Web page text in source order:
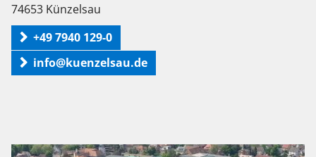
74653 Künzelsau
+49 7940 129-0
info@kuenzelsau.de